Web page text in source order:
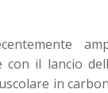
con il lancio
in